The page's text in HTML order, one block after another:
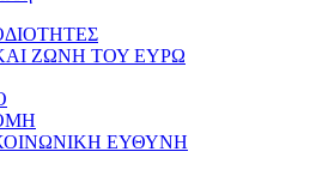
ΖΩΝΗ ΤΟΥ ΕΥΡΩ
ΕΥΘΥΝΗ